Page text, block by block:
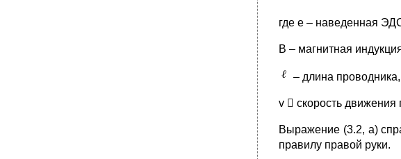
где е – наведенная
В – магнитная
– длина проводника,
v  скорость движения
Выражение (3.2, а)
правилу правой руки.